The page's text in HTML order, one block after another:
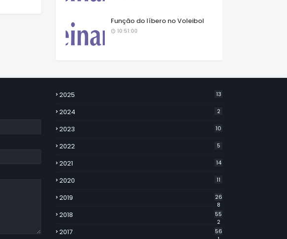
Função do líbero no Voleibol
10:51:00
2025 13
2024 2
2023 10
2022 5
2021 14
2020 11
2019
26
8
2018
55
2
2017
56